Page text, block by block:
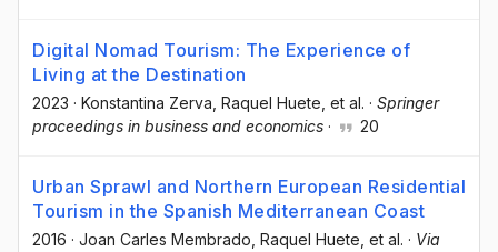
Digital Nomad Tourism: The Experience of
Living at the Destination
2023 · Konstantina Zerva , Raquel Huete , et al. · Springer
proceedings in business and economics · 20
Urban Sprawl and Northern European Residential
Tourism in the Spanish Mediterranean Coast
2016 · Joan Carles Membrado , Raquel Huete , et al. · Via